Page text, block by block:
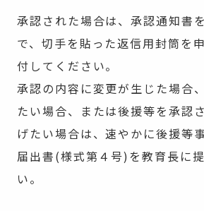
承認された場合は、承認通知書
で、切手を貼った返信用封筒を
付してください。
承認の内容に変更が生じた場合
たい場合、または後援等を承認
げたい場合は、速やかに後援等
届出書(様式第４号)を教育長に
い。